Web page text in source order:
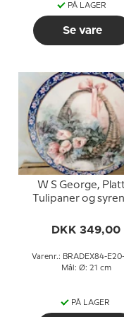
PÅ LAGER
Se vare
W S George,
Tulipaner og
buketter i kurve
DKK 349,00
Varenr.: BRADEX84-
Mål: Ø: 21 cm
PÅ LAGER